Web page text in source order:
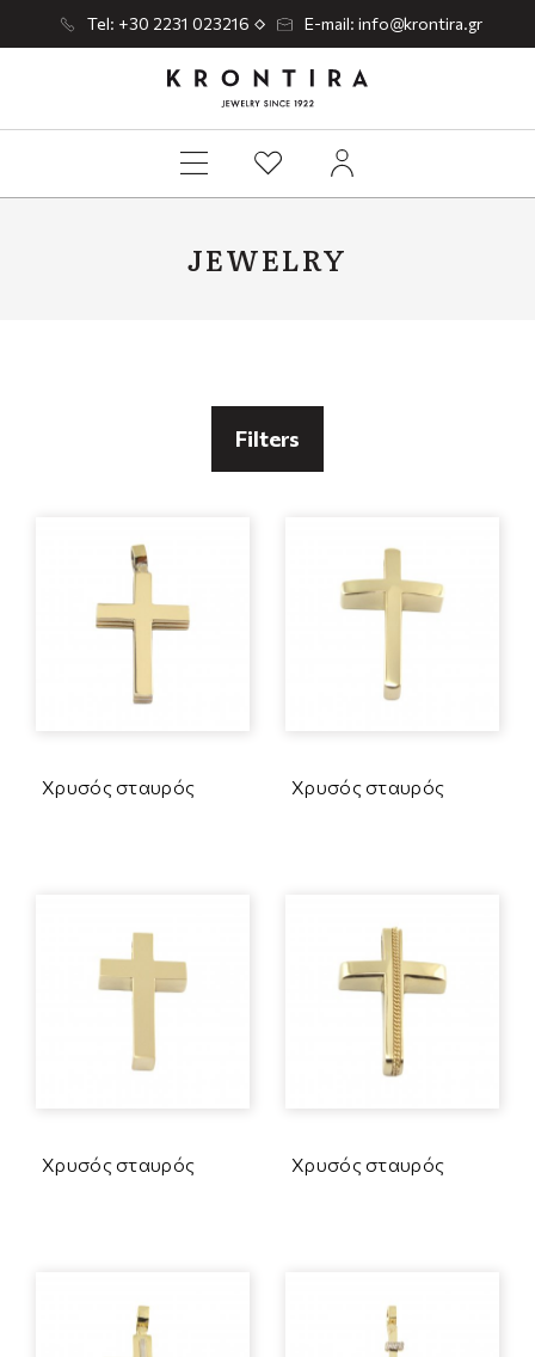
Tel: +30 2231 023216 E-mail: info@krontira.gr
JEWELRY
Filters
Χρυσός σταυρός Χρυσός σταυρός
Χρυσός σταυρός Χρυσός σταυρός